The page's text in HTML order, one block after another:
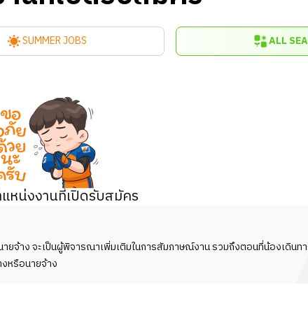
SUMMER JOBS ALL
หน่งงานที่เปิดรับสมัคร
ยจ้าง จะเป็นผู้พิจารณาเพิ่มเติมในการสัมภาษณ์งาน รวมถึงตอนที่น้องเดินทา
หรือนายจ้าง